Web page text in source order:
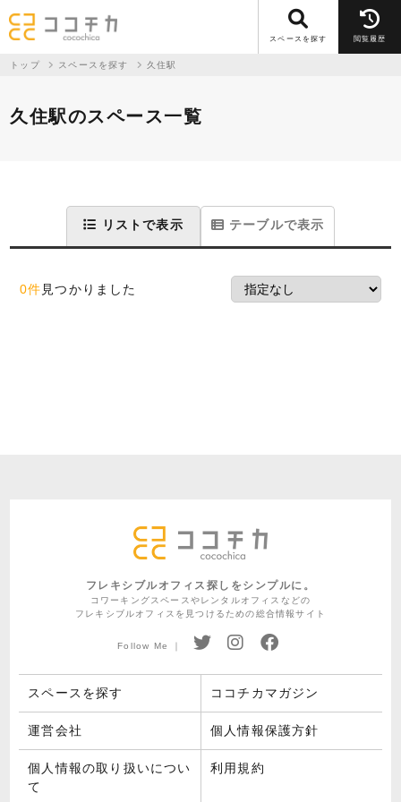
スペースを探す 閲覧履歴
トップ スペースを探す 久住駅
久住駅のスペース一覧
リストで表示 テーブルで表示
0件 見つかりました
フレキシブルオフィス探しをシンプルに。
コワーキングスペースやレンタルオフィスなどの
フレキシブルオフィスを見つけるための総合情報サイト
Follow Me ｜
スペースを探す ココチカマガジン
運営会社 個人情報保護方針
個人情報の取り扱いについ
て
利用規約